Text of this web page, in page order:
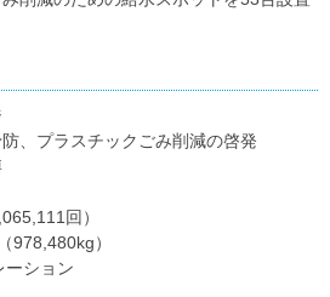
、プラスチックごみ削減の啓発
回）
978,480kg）
ーション